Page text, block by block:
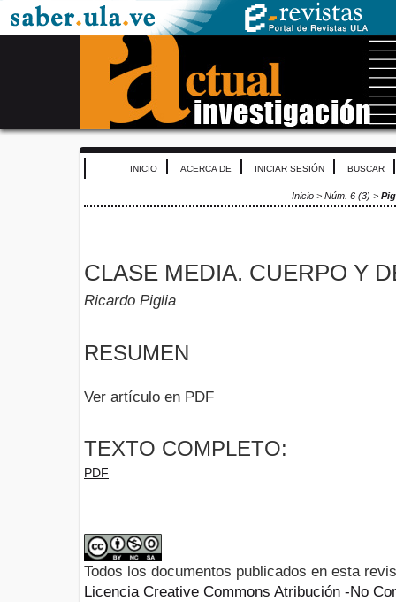
INICIO ACERCA DE INICIAR SESIÓN BUSCAR
Inicio > Núm. 6 (3) >
CLASE MEDIA. CUERPO Y
Ricardo Piglia
RESUMEN
Ver artículo en PDF
TEXTO COMPLETO:
PDF
Todos los documentos publicados en esta
Licencia Creative Commons Atribución -No